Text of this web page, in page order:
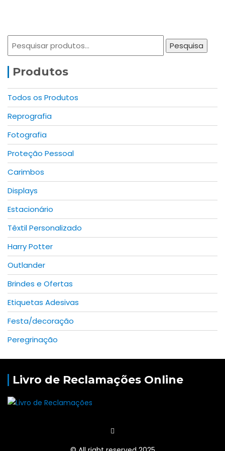
page
product
page
The
options
on
product
Pesquisar
por:
Pesquisa
Produtos
Todos os Produtos
Reprografia
Fotografia
Proteção Pessoal
Carimbos
Displays
Estacionário
Têxtil Personalizado
Harry Potter
Outlander
Brindes e Ofertas
Etiquetas Adesivas
Festa/decoração
Peregrinação
Livro de Reclamações Online